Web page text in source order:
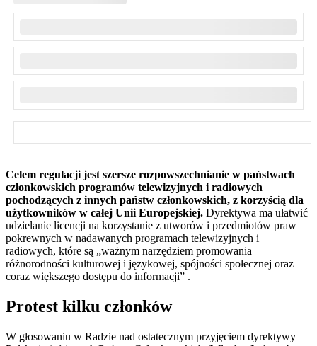
Celem regulacji jest szersze rozpowszechnianie w państwach
członkowskich programów telewizyjnych i radiowych
pochodzących z innych państw członkowskich, z korzyścią dla
użytkowników w całej Unii Europejskiej. Dyrektywa ma ułatwić
udzielanie licencji na korzystanie z utworów i przedmiotów praw
pokrewnych w nadawanych programach telewizyjnych i
radiowych, które są „ważnym narzędziem promowania
różnorodności kulturowej i językowej, spójności społecznej oraz
coraz większego dostępu do informacji” .
Protest kilku członków
W głosowaniu w Radzie nad ostatecznym przyjęciem dyrektywy